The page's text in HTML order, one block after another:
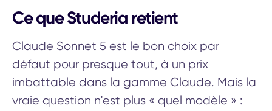
Ce que Studeria retient
Claude Sonnet 5 est le bon choix par
défaut pour presque tout, à un prix
imbattable dans la gamme Claude. Mais la
vraie question n'est plus « quel modèle » :